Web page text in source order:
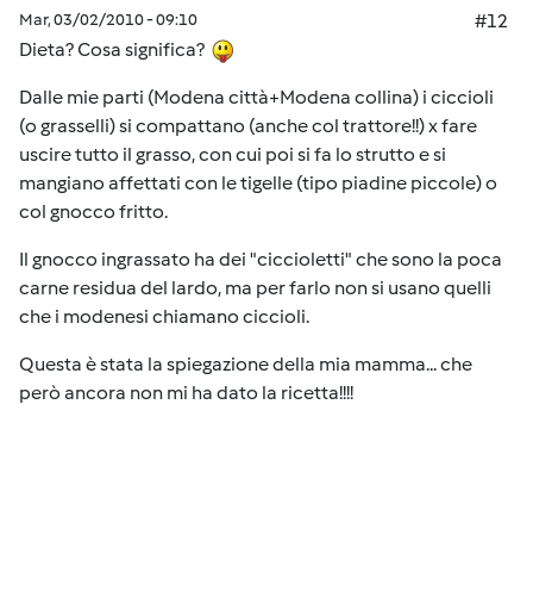
Mar, 03/02/2010 - 09:10
#12
Dieta? Cosa significa?
Dalle mie parti (Modena città+Modena collina) i ciccioli
(o grasselli) si compattano (anche col trattore!!) x fare
uscire tutto il grasso, con cui poi si fa lo strutto e si
mangiano affettati con le tigelle (tipo piadine piccole) o
col gnocco fritto.
Il gnocco ingrassato ha dei "ciccioletti" che sono la poca
carne residua del lardo, ma per farlo non si usano quelli
che i modenesi chiamano ciccioli.
Questa è stata la spiegazione della mia mamma... che
però ancora non mi ha dato la ricetta!!!!